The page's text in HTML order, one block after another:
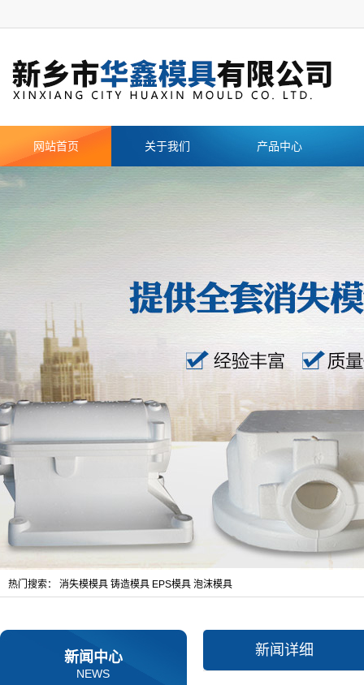
网站首页 关于我们 产品中心
热门搜索： 消失模模具 铸造模具 EPS模具 泡沫模具
新闻中心
NEWS
新闻详细